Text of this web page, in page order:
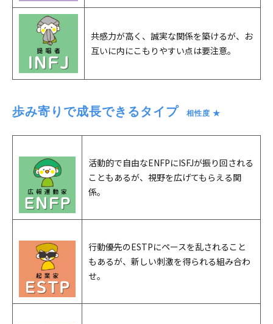
共感力が高く、誠実な関係を築けるが、お
互いに内にこもりやすい点は要注意。
歩み寄りで成長できるタイプ 相性度 ★
活動的で自由なENFPにISFJが振り回される
こともあるが、視野を広げてもらえる関
係。
行動優先のESTPにペースを乱されること
もあるが、新しい刺激を得られる組み合わ
せ。